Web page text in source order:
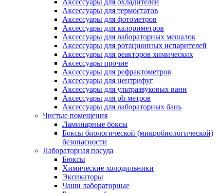
Аксессуары для термостатов
Аксессуары для фотометров
Аксессуары для калориметров
Аксессуары для лабораторных мешалок
Аксессуары для ротационных испарителей
Аксессуары для реакторов химических
Аксессуары прочие
Аксессуары для рефрактометров
Аксессуары для центрифуг
Аксессуары для ультразвуковых ванн
Аксессуары для ph-метров
Аксессуары для лабораторных бань
Чистые помещения
Ламинарные боксы
Боксы биологической (микробиологической)
безопасности
Лабораторная посуда
Бюксы
Химические холодильники
Эксикаторы
Чаши лабораторные